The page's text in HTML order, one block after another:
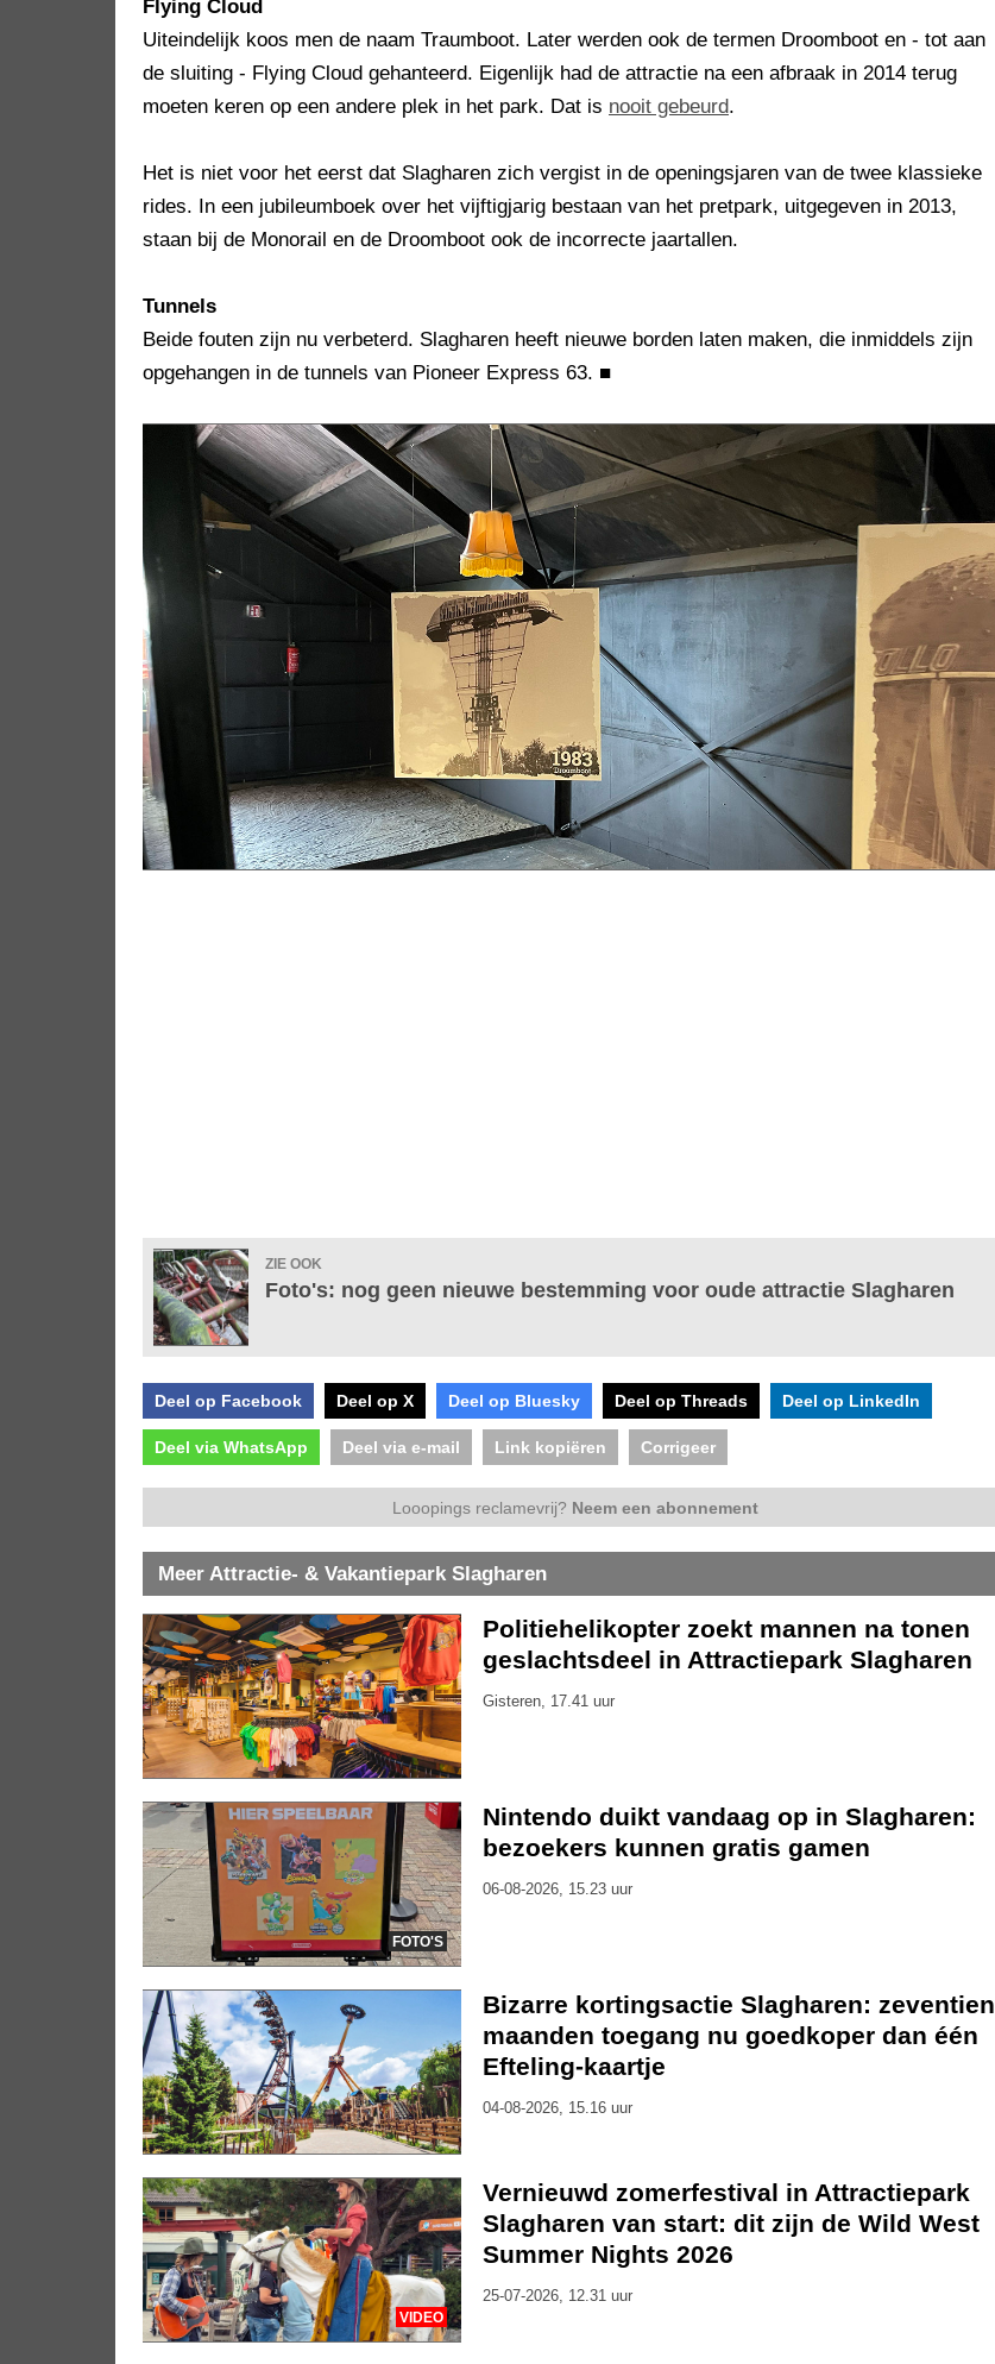
Flying Cloud
Uiteindelijk koos men de naam Traumboot. Later werden ook de termen Droomboot en - tot aan
de sluiting - Flying Cloud gehanteerd. Eigenlijk had de attractie na een afbraak in 2014 terug
moeten keren op een andere plek in het park. Dat is nooit gebeurd.
Het is niet voor het eerst dat Slagharen zich vergist in de openingsjaren van de twee klassieke
rides. In een jubileumboek over het vijftigjarig bestaan van het pretpark, uitgegeven in 2013,
staan bij de Monorail en de Droomboot ook de incorrecte jaartallen.
Tunnels
Beide fouten zijn nu verbeterd. Slagharen heeft nieuwe borden laten maken, die inmiddels zijn
opgehangen in de tunnels van Pioneer Express 63. ■
ZIE OOK
Foto's: nog geen nieuwe bestemming voor oude attractie Slagharen
Deel op Facebook Deel op X Deel op Bluesky Deel op Threads Deel op LinkedIn
Deel via WhatsApp Deel via e-mail Link kopiëren Corrigeer
Looopings reclamevrij? Neem een abonnement
Meer Attractie- & Vakantiepark Slagharen
Politiehelikopter zoekt mannen na tonen
geslachtsdeel in Attractiepark Slagharen
Gisteren, 17.41 uur
FOTO'S
Nintendo duikt vandaag op in Slagharen:
bezoekers kunnen gratis gamen
06-08-2026, 15.23 uur
Bizarre kortingsactie Slagharen: zeventien
maanden toegang nu goedkoper dan één
Efteling-kaartje
04-08-2026, 15.16 uur
VIDEO
Vernieuwd zomerfestival in Attractiepark
Slagharen van start: dit zijn de Wild West
Summer Nights 2026
25-07-2026, 12.31 uur